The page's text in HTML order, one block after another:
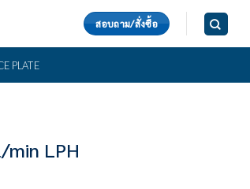
สอบถาม/สั่งซื้อ
PLATE
LPH